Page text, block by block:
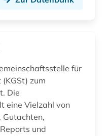
für
zum
Die
eine Vielzahl von
Gutachten,
und